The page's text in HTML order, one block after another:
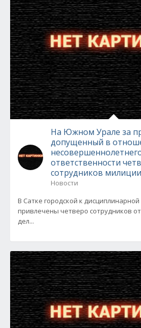
На Южном Урале за
допущенный в
ответственности
сотрудников милиции
Новости
В Сатке городской к
привлечены четверо сотрудников
дел...